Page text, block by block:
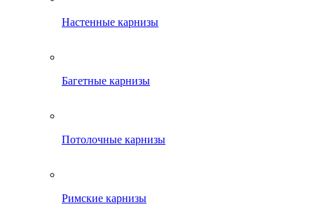
Настенные карнизы
Багетные карнизы
Потолочные карнизы
Римские карнизы